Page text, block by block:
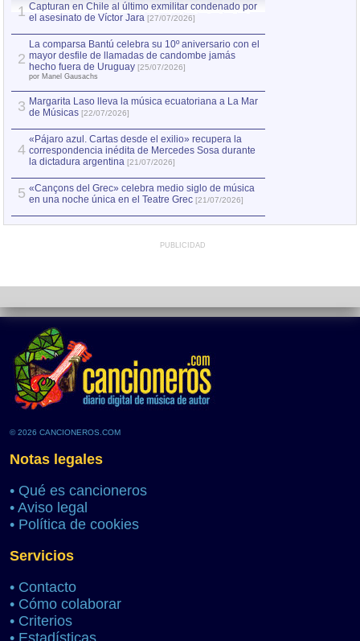
1 Capturan en Chile al último exmilitar condenado por
el asesinato de Víctor Jara [27/07/2026]
2
La comparsa Bantú celebra su 10º aniversario con el
mayor desfile de llamadas de candombe jamás
hecho fuera de Uruguay [25/07/2026]
por Manel Gausachs
3 Margarita Laso lleva la música ecuatoriana a La Mar
de Músicas [22/07/2026]
4
«Pájaro azul. Cartas desde el exilio» recupera la
correspondencia inédita de Mercedes Sosa durante
la dictadura argentina [21/07/2026]
5 «Cançons del Grec» celebra medio siglo de música
en una noche única en el Teatre Grec [21/07/2026]
PUBLICIDAD
© 2026 CANCIONEROS.COM
Notas legales
• Qué es cancioneros
• Aviso legal
• Política de cookies
Servicios
• Contacto
• Cómo colaborar
• Criterios
• Estadísticas